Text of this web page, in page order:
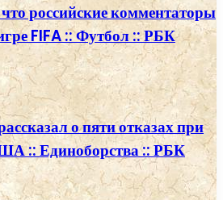
российские комментаторы
FIFA :: Футбол :: РБК
о пяти отказах при
:: Единоборства :: РБК